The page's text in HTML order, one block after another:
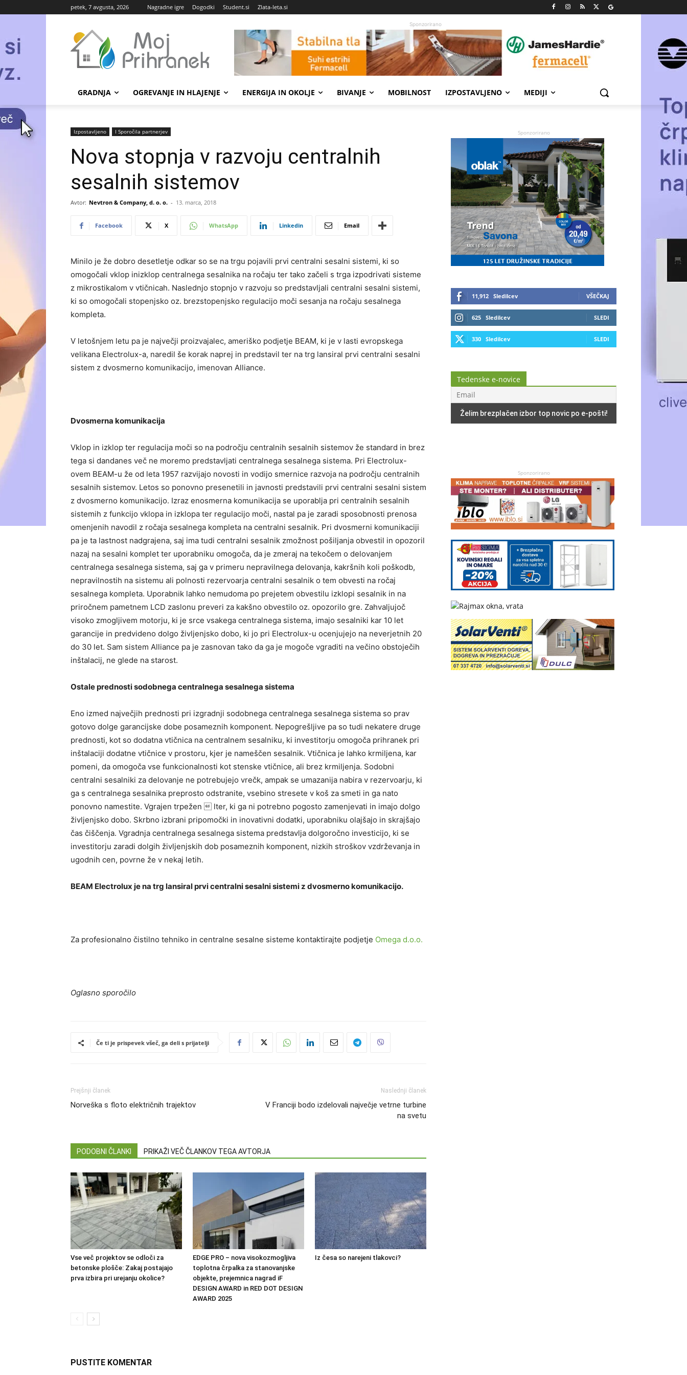
petek, 7 avgusta, 2026 Nagradne igre Dogodki Student.si Zlata-leta.si
Sponzorirano
GRADNJA OGREVANJE IN HLAJENJE ENERGIJA IN OKOLJE BIVANJE MOBILNOST IZPOSTAVLJENO MEDIJI
Izpostavljeno Ι Sporočila partnerjev
Nova stopnja v razvoju centralnih
sesalnih sistemov
Avtor: Nevtron & Company, d. o. o. - 13. marca, 2018
Facebook X WhatsApp Linkedin Email
Minilo je že dobro desetletje odkar so se na trgu pojavili prvi centralni sesalni sistemi, ki so
omogočali vklop inizklop centralnega sesalnika na ročaju ter tako začeli s trga izpodrivati sisteme
z mikrostikalom v vtičnicah. Naslednjo stopnjo v razvoju so predstavljali centralni sesalni sistemi,
ki so omogočali stopenjsko oz. brezstopenjsko regulacijo moči sesanja na ročaju sesalnega
kompleta.
V letošnjem letu pa je največji proizvajalec, ameriško podjetje BEAM, ki je v lasti evropskega
velikana Electrolux-a, naredil še korak naprej in predstavil ter na trg lansiral prvi centralni sesalni
sistem z dvosmerno komunikacijo, imenovan Alliance.
Dvosmerna komunikacija
Vklop in izklop ter regulacija moči so na področju centralnih sesalnih sistemov že standard in brez
tega si dandanes več ne moremo predstavljati centralnega sesalnega sistema. Pri Electrolux-
ovem BEAM-u že od leta 1957 razvijajo novosti in vodijo smernice razvoja na področju centralnih
sesalnih sistemov. Letos so ponovno presenetili in javnosti predstavili prvi centralni sesalni sistem
z dvosmerno komunikacijo. Izraz enosmerna komunikacija se uporablja pri centralnih sesalnih
sistemih z funkcijo vklopa in izklopa ter regulacijo moči, nastal pa je zaradi sposobnosti prenosa
omenjenih navodil z ročaja sesalnega kompleta na centralni sesalnik. Pri dvosmerni komunikaciji
pa je ta lastnost nadgrajena, saj ima tudi centralni sesalnik zmožnost pošiljanja obvestil in opozoril
nazaj na sesalni komplet ter uporabniku omogoča, da je zmeraj na tekočem o delovanjem
centralnega sesalnega sistema, saj ga v primeru nepravilnega delovanja, kakršnih koli poškodb,
nepravilnostih na sistemu ali polnosti rezervoarja centralni sesalnik o tem obvesti na ročaj
sesalnega kompleta. Uporabnik lahko nemudoma po prejetem obvestilu izklopi sesalnik in na
priročnem pametnem LCD zaslonu preveri za kakšno obvestilo oz. opozorilo gre. Zahvaljujoč
visoko zmogljivem motorju, ki je srce vsakega centralnega sistema, imajo sesalniki kar 10 let
garancije in predvideno dolgo življenjsko dobo, ki jo pri Electrolux-u ocenjujejo na neverjetnih 20
do 30 let. Sam sistem Alliance pa je zasnovan tako da ga je mogoče vgraditi na večino obstoječih
inštalacij, ne glede na starost.
Ostale prednosti sodobnega centralnega sesalnega sistema
Eno izmed največjih prednosti pri izgradnji sodobnega centralnega sesalnega sistema so prav
gotovo dolge garancijske dobe posameznih komponent. Nepogrešljive pa so tudi nekatere druge
prednosti, kot so dodatna vtičnica na centralnem sesalniku, ki investitorju omogoča prihranek pri
inštalaciji dodatne vtičnice v prostoru, kjer je nameščen sesalnik. Vtičnica je lahko krmiljena, kar
pomeni, da omogoča vse funkcionalnosti kot stenske vtičnice, ali brez krmiljenja. Sodobni
centralni sesalniki za delovanje ne potrebujejo vrečk, ampak se umazanija nabira v rezervoarju, ki
ga s centralnega sesalnika preprosto odstranite, vsebino stresete v koš za smeti in ga nato
ponovno namestite. Vgrajen trpežen  lter, ki ga ni potrebno pogosto zamenjevati in imajo dolgo
življenjsko dobo. Skrbno izbrani pripomočki in inovativni dodatki, uporabniku olajšajo in skrajšajo
čas čiščenja. Vgradnja centralnega sesalnega sistema predstavlja dolgoročno investicijo, ki se
investitorju zaradi dolgih življenjskih dob posameznih komponent, nizkih stroškov vzdrževanja in
ugodnih cen, povrne že v nekaj letih.
BEAM Electrolux je na trg lansiral prvi centralni sesalni sistemi z dvosmerno komunikacijo.
Za profesionalno čistilno tehniko in centralne sesalne sisteme kontaktirajte podjetje Omega d.o.o.
Oglasno sporočilo
Če ti je prispevek všeč, ga deli s prijatelji
Prejšnji članek
Norveška s floto električnih trajektov
Naslednji članek
V Franciji bodo izdelovali največje vetrne turbine
na svetu
PODOBNI ČLANKI PRIKAŽI VEČ ČLANKOV TEGA AVTORJA
Vse več projektov se odloči za
betonske plošče: Zakaj postajajo
prva izbira pri urejanju okolice?
EDGE PRO – nova visokozmogljiva
toplotna črpalka za stanovanjske
objekte, prejemnica nagrad iF
DESIGN AWARD in RED DOT DESIGN
AWARD 2025
Iz česa so narejeni tlakovci?
PUSTITE KOMENTAR
Sponzorirano
11,912 Sledilcev VŠEČKAJ
625 Sledilcev SLEDI
330 Sledilcev SLEDI
Tedenske e-novice
Sponzorirano